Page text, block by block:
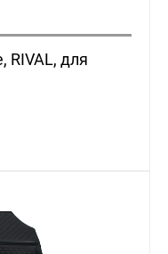
RIVAL, для